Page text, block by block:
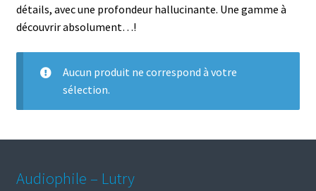
détails, avec une profondeur hallucinante. Une gamme à
découvrir absolument…!
Aucun produit ne correspond à votre
sélection.
Audiophile – Lutry